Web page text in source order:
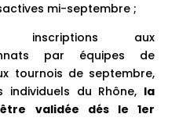
mi-septembre ;
aux
par équipes de
tournois de septembre,
du Rhône, la
validée dés le 1er